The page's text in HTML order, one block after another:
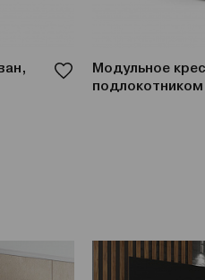
Модульное